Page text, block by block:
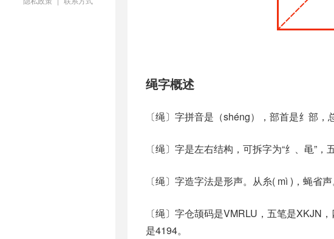
绳字概述
〔绳〕字拼音是（shéng），部首是纟部，
〔绳〕字是左右结构，可拆字为“纟、黾”，
〔绳〕字造字法是形声。从糸( mì )，蝇省声
〔绳〕字仓颉码是VMRLU，五笔是XKJN
是4194。